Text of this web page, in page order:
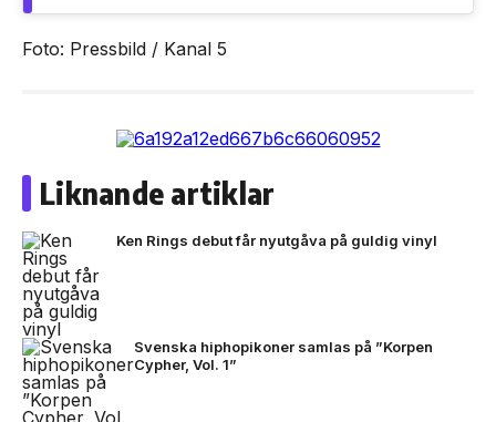
Foto: Pressbild / Kanal 5
Liknande artiklar
Ken Rings debut får nyutgåva på guldig vinyl
Svenska hiphopikoner samlas på ”Korpen
Cypher, Vol. 1”